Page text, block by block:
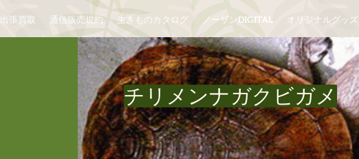
出張買取 通信販売規約 生きものカタログ ノーザンDIGITAL オリジナルグッズ
チリメンナガクビガメ